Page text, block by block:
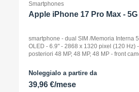
Smartphones
Apple iPhone 17 Pro Max - 5G
smartphone - dual SIM /Memoria Interna
OLED - 6.9" - 2868 x 1320 pixel (120 Hz)
posteriori 48 MP, 48 MP, 48 MP - front
Noleggialo a partire da
39,96 €/mese